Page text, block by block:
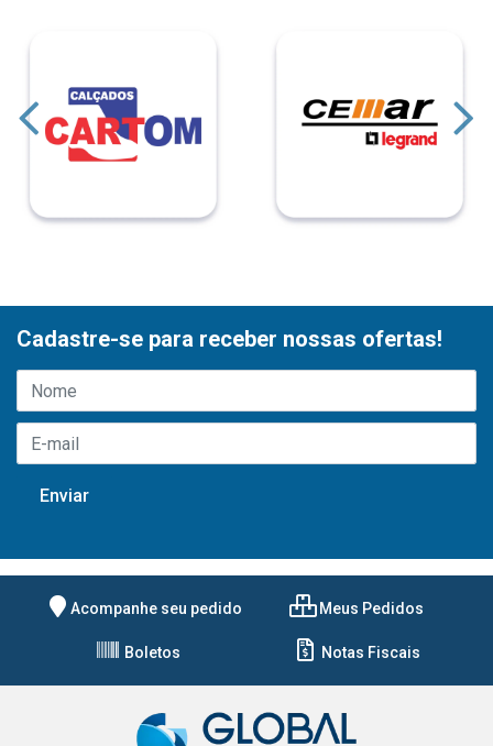
Cadastre-se para receber nossas ofertas!
Acompanhe seu pedido Meus Pedidos
Boletos Notas Fiscais